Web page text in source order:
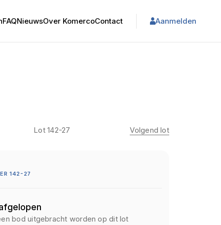
FAQNieuwsOver KomercoContact Aanmelden
Lot 142-27 Volgend lot
142-27
bod uitgebracht worden op dit lot